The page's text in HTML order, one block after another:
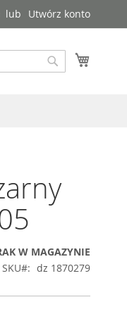
Utwórz konto
W MAGAZYNIE
SKU
dz 1870279